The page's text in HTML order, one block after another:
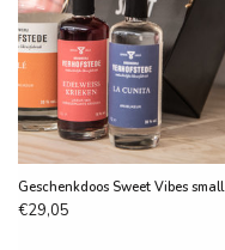
Geschenkdoos Sweet Vibes small
€29,05